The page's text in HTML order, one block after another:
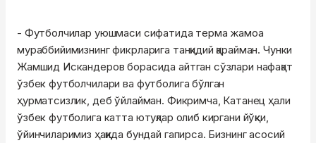
- Футболчилар уюшмаси сифатида терма жамоа
мураббийимизнинг фикрларига танқидий қарайман. Чунки
Жамшид Искандеров борасида айтган сўзлари нафақат
ўзбек футболчилари ва футболига бўлган
ҳурматсизлик, деб ўйлайман. Фикримча, Катанец ҳали
ўзбек футболига катта ютуқлар олиб киргани йўқки,
ўйинчиларимиз ҳақида бундай гапирса. Бизнинг асосий